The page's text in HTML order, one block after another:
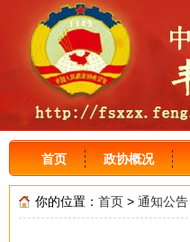
首页 政协概况
你的位置： 首页 > 通知公告